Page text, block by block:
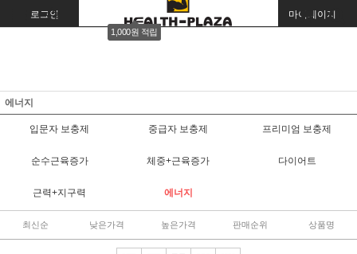
로그인 회원가입
1,000원 적립
주문조회 마이페이지
에너지
입문자 보충제 중급자 보충제 프리미엄 보충제
순수근육증가 체중+근육증가 다이어트
근력+지구력 에너지
최신순 낮은가격 높은가격 판매순위 상품명